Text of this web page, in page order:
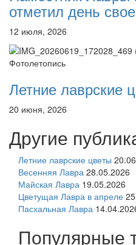
отметил день
12 июля, 2026
Фотолетопись
Летние лаврские
20 июня, 2026
Другие
Летние лаврские цветы
Весенняя Лавра 28.05.2026
Майская Лавра 19.05.2026
Цветущая Лавра в апреле
Пасхальная Лавра
Популярные